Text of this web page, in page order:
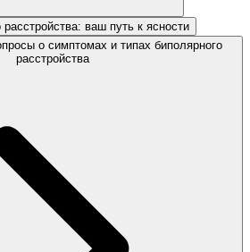
ваш путь к ясности
о симптомах и типах биполярного
расстройства